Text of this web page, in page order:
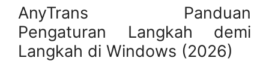
AnyTrans Panduan
Pengaturan Langkah demi
Langkah di Windows (2026)